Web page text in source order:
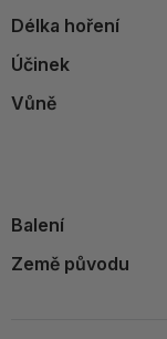
Délka hoření
Účinek
Vůně
Balení
Země původu